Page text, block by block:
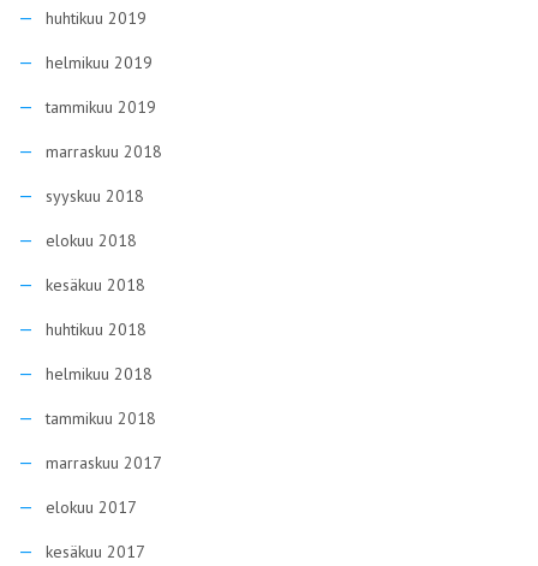
huhtikuu 2019
helmikuu 2019
tammikuu 2019
marraskuu 2018
syyskuu 2018
elokuu 2018
kesäkuu 2018
huhtikuu 2018
helmikuu 2018
tammikuu 2018
marraskuu 2017
elokuu 2017
kesäkuu 2017